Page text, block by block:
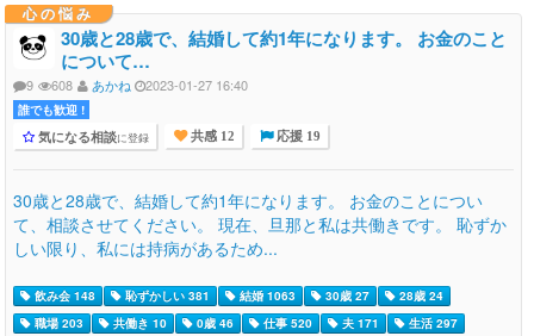
心の悩み
30歳と28歳で、結婚して約1年になります。 お金のこと
について…
9 608 あかね 2023-01-27 16:40
誰でも歓迎 !
気になる相談に登録 共感 12 応援 19
30歳と28歳で、結婚して約1年になります。 お金のことについ
て、相談させてください。 現在、旦那と私は共働きです。 恥ずか
しい限り、私には持病があるため...
飲み会 148 恥ずかしい 381 結婚 1063 30歳 27
28歳 24
職場 203
共働き 10 0歳 46 仕事 520 夫 171
生活 297